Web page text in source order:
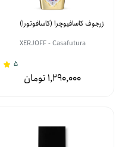
زرجوف کاسافیوچرا (کاسافوتورا)
XERJOFF - Casafutura
5
1,290,000